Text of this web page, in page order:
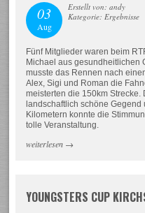
03
Aug
Erstellt von: andy
Kategorie: Ergebnisse
Fünf Mitglieder waren beim
Michael aus gesundheitlichen
musste das Rennen nach
Alex, Sigi und Roman die
meisterten die 150km
landschaftlich schöne Gegend
Kilometern konnte die
tolle Veranstaltung.
weiterlesen →
YOUNGSTERS CUP